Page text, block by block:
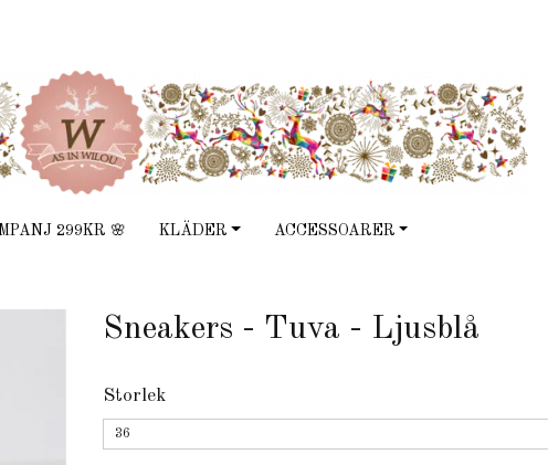
299KR 🌸 KLÄDER ACCESSOARER
Sneakers - Tuva - Ljusblå
Storlek
36